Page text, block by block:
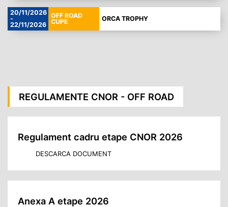
20/11/2026
-
22/11/2026
OFF ROAD
CUPE
ORCA TROPHY
REGULAMENTE CNOR - OFF ROAD
Regulament cadru etape CNOR 2026
DESCARCA DOCUMENT
Anexa A etape 2026